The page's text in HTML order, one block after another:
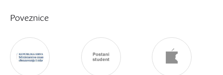
Poveznice